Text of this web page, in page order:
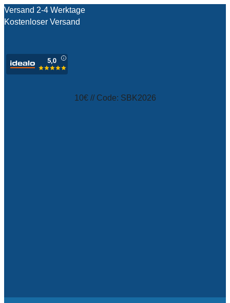
Versand 2-4 Werktage
Kostenloser Versand
10€ // Code: SBK2026